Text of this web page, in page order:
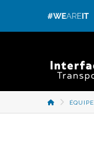
ACCUEILÉQUIPE